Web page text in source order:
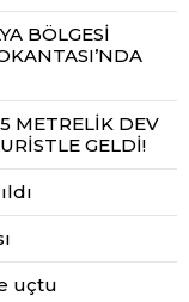
BÖLGESİ
METRELİK DEV
GELDİ!
uçtu